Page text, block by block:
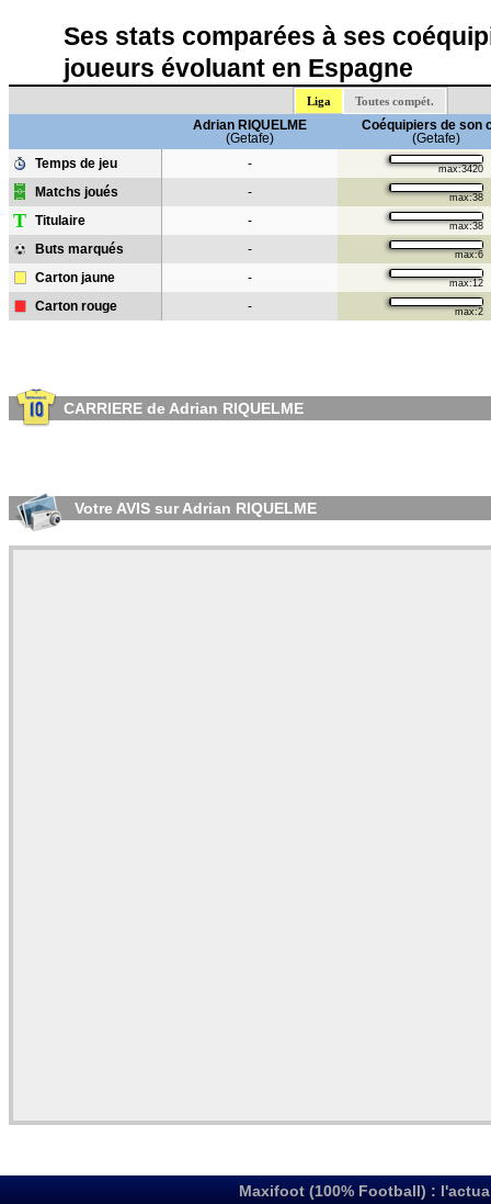
Ses stats comparées à ses
joueurs évoluant en Espagne
Liga Toutes compét.
Adrian RIQUELME
(Getafe)
Coéquipiers de son
(Getafe)
Temps de jeu
- max:3420
Matchs joués - max:38
T Titulaire - max:38
Buts marqués - max:6
Carton jaune - max:12
Carton rouge - max:2
CARRIERE de Adrian RIQUELME
Votre AVIS sur Adrian RIQUELME
Maxifoot (100% Football) :